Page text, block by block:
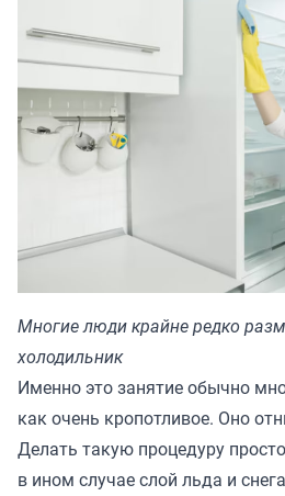
Многие люди крайне редко
холодильник
Именно это занятие обычно
как очень кропотливое. Оно
Делать такую процедуру
в ином случае слой льда и